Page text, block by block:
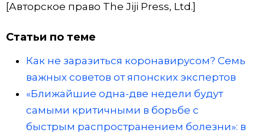
[Авторское право The Jiji Press, Ltd.]
Статьи по теме
Как не заразиться коронавирусом? Семь
важных советов от японских экспертов
«Ближайшие одна-две недели будут
самыми критичными в борьбе с
быстрым распространением болезни»: в